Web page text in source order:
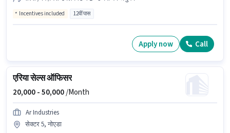
Incentives included 12वीं पास
Apply now Call
एरिया सेल्स ऑफिसर
20,000 -50,000/Month
Ar Industries
सेक्टर 5, नोएडा